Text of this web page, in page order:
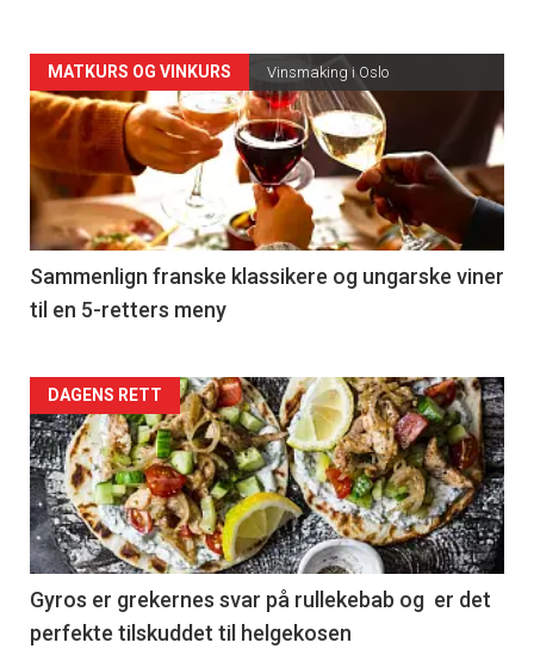
Forsiden
akkurat
nå
-
5
MATKURS OG VINKURS Vinsmaking i Oslo
Sammenlign franske klassikere og ungarske viner
til en 5-retters meny
Forsiden
akkurat
nå
-
6
DAGENS RETT
Gyros er grekernes svar på rullekebab og er det
perfekte tilskuddet til helgekosen